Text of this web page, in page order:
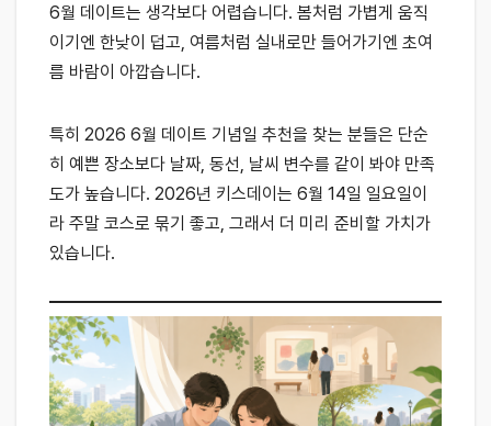
6월 데이트는 생각보다 어렵습니다. 봄처럼 가볍게 움직
이기엔 한낮이 덥고, 여름처럼 실내로만 들어가기엔 초여
름 바람이 아깝습니다.
특히 2026 6월 데이트 기념일 추천을 찾는 분들은 단순
히 예쁜 장소보다 날짜, 동선, 날씨 변수를 같이 봐야 만족
도가 높습니다. 2026년 키스데이는 6월 14일 일요일이
라 주말 코스로 묶기 좋고, 그래서 더 미리 준비할 가치가
있습니다.